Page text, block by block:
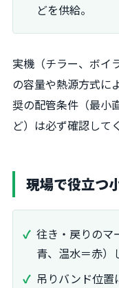
どを供給。
実機（チラー、ボイ
の容量や熱源方式に
奨の配管条件（最小
ど）は必ず確認して
現場で役立つ
往き・戻りのマ
青、温水＝赤）
吊りバンド位置